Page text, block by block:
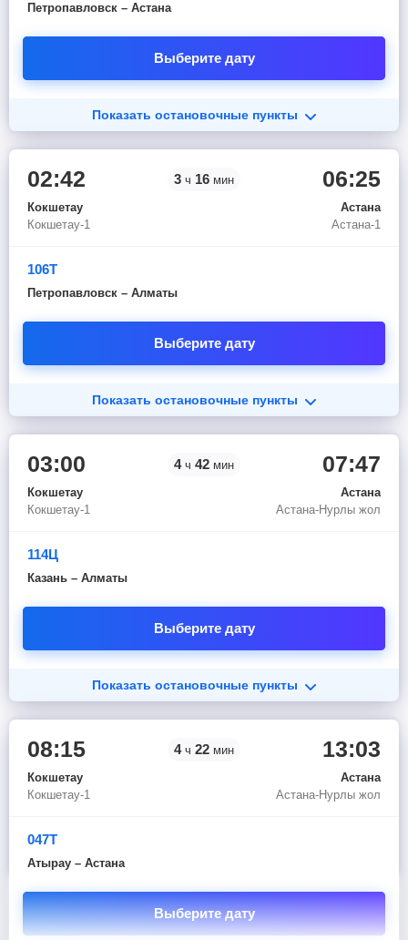
Петропавловск – Астана
Выберите дату
Показать остановочные пункты
02:42
Кокшетау
Кокшетау-1
3 ч 16 мин 06:25
Астана
Астана-1
106Т
Петропавловск – Алматы
Выберите дату
Показать остановочные пункты
03:00
Кокшетау
Кокшетау-1
4 ч 42 мин 07:47
Астана
Астана-Нурлы жол
114Ц
Казань – Алматы
Выберите дату
Показать остановочные пункты
08:15
Кокшетау
Кокшетау-1
4 ч 22 мин 13:03
Астана
Астана-Нурлы жол
047Т
Атырау – Астана
Выберите дату